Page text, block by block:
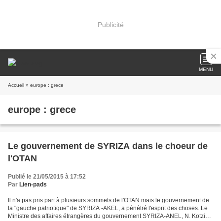
Publicité
MENU
Accueil » europe : grece
europe : grece
Le gouvernement de SYRIZA dans le choeur de
l'OTAN
Publié le 21/05/2015 à 17:52
Par Lien-pads
Il n'a pas pris part à plusieurs sommets de l'OTAN mais le gouvernement de
la "gauche patriotique" de SYRIZA -AKEL, a pénétré l'esprit des choses. Le
Ministre des affaires étrangères du gouvernement SYRIZA-ANEL, N. Kotzias,